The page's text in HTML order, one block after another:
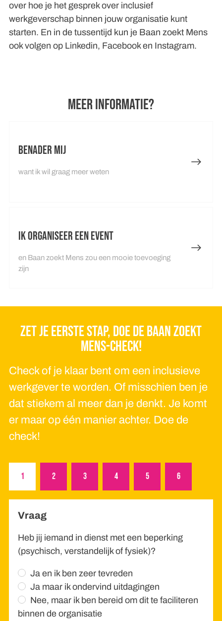
over hoe je het gesprek over inclusief
werkgeverschap binnen jouw organisatie kunt
starten. En in de tussentijd kun je Baan zoekt Mens
ook volgen op Linkedin, Facebook en Instagram.
MEER INFORMATIE?
Benader mij
want ik wil graag meer weten
Ik organiseer een event
en Baan zoekt Mens zou een mooie toevoeging
zijn
ZET JE EERSTE STAP, DOE DE BAAN ZOEKT
MENS-CHECK!
Check of je klaar bent om een inclusieve
werkgever te worden. Of misschien ben je
dat stiekem al meer dan je denkt. Je komt
er maar op één manier achter. Doe de
check!
1 2 3 4 5 6
Vraag
Heb jij iemand in dienst met een beperking
(psychisch, verstandelijk of fysiek)?
Ja en ik ben zeer tevreden
Ja maar ik ondervind uitdagingen
Nee, maar ik ben bereid om dit te faciliteren
binnen de organisatie